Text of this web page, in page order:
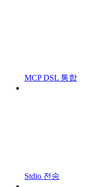
MCP DSL 통합
Stdio 전송